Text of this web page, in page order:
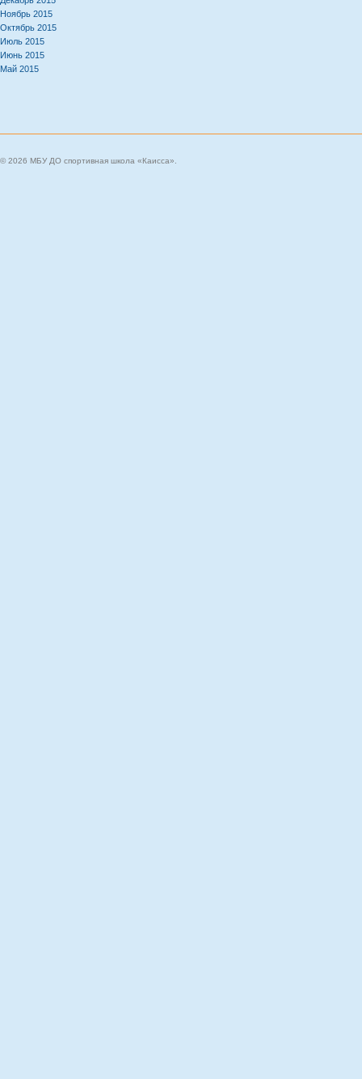
Ноябрь 2015
Октябрь 2015
Июль 2015
Июнь 2015
Май 2015
© 2026 МБУ ДО спортивная школа «Каисса».